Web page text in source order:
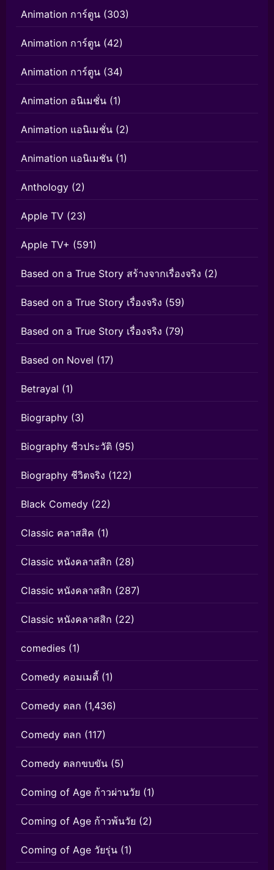
Animation การ์ตูน (303)
Animation การ์ตูน (42)
Animation การ์ตูน (34)
Animation อนิเมชั่น (1)
Animation แอนิเมชั่น (2)
Animation แอนิเมชัน (1)
Anthology (2)
Apple TV (23)
Apple TV+ (591)
Based on a True Story สร้างจากเรื่องจริง (2)
Based on a True Story เรื่องจริง (59)
Based on a True Story เรื่องจริง (79)
Based on Novel (17)
Betrayal (1)
Biography (3)
Biography ชีวประวัติ (95)
Biography ชีวิตจริง (122)
Black Comedy (22)
Classic คลาสสิค (1)
Classic หนังคลาสสิก (28)
Classic หนังคลาสสิก (287)
Classic หนังคลาสสิก (22)
comedies (1)
Comedy คอมเมดี้ (1)
Comedy ตลก (1,436)
Comedy ตลก (117)
Comedy ตลกขบขัน (5)
Coming of Age ก้าวผ่านวัย (1)
Coming of Age ก้าวพ้นวัย (2)
Coming of Age วัยรุ่น (1)